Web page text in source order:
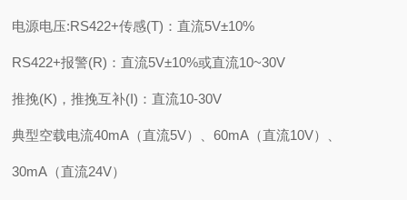
电源电压:RS422+传感(T)：直流5V±10%
RS422+报警(R)：直流5V±10%或直流10~30V
推挽(K)，推挽互补(I)：直流10-30V
典型空载电流40mA（直流5V）、60mA（直流10V）、
30mA（直流24V）